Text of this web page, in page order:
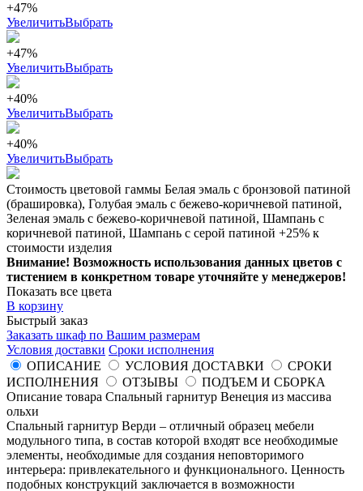
+47%
УвеличитьВыбрать
+47%
УвеличитьВыбрать
+40%
УвеличитьВыбрать
+40%
УвеличитьВыбрать
Стоимость цветовой гаммы Белая эмаль с бронзовой патиной
(брашировка), Голубая эмаль с бежево-коричневой патиной,
Зеленая эмаль с бежево-коричневой патиной, Шампань с
коричневой патиной, Шампань с серой патиной +25% к
стоимости изделия
Внимание! Возможность использования данных цветов с
тистением в конкретном товаре уточняйте у менеджеров!
Показать все цвета
В корзину
Быстрый заказ
Заказать шкаф по Вашим размерам
Условия доставки Сроки исполнения
ОПИСАНИЕ
УСЛОВИЯ ДОСТАВКИ
СРОКИ
ИСПОЛНЕНИЯ
ОТЗЫВЫ
ПОДЪЕМ И СБОРКА
Описание товара Спальный гарнитур Венеция из массива
ольхи
Спальный гарнитур Верди – отличный образец мебели
модульного типа, в состав которой входят все необходимые
элементы, необходимые для создания неповторимого
интерьера: привлекательного и функционального. Ценность
подобных конструкций заключается в возможности